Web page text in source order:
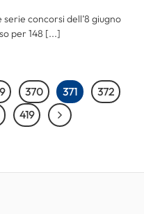
concorsi dell’8 giugno
per 148 [...]
370 371
372
419